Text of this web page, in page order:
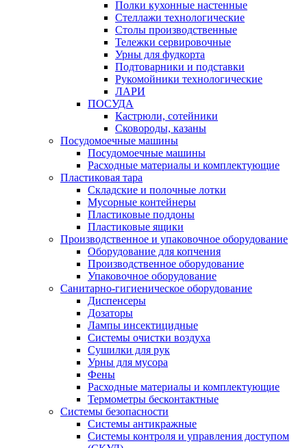
Полки кухонные настенные
Стеллажи технологические
Столы производственные
Тележки сервировочные
Урны для фудкорта
Подтоварники и подставки
Рукомойники технологические
ЛАРИ
ПОСУДА
Кастрюли, сотейники
Сковороды, казаны
Посудомоечные машины
Посудомоечные машины
Расходные материалы и комплектующие
Пластиковая тара
Складские и полочные лотки
Мусорные контейнеры
Пластиковые поддоны
Пластиковые ящики
Производственное и упаковочное оборудование
Оборудование для копчения
Производственное оборудование
Упаковочное оборудование
Санитарно-гигиеническое оборудование
Диспенсеры
Дозаторы
Лампы инсектицидные
Системы очистки воздуха
Сушилки для рук
Урны для мусора
Фены
Расходные материалы и комплектующие
Термометры бесконтактные
Системы безопасности
Системы антикражные
Системы контроля и управления доступом